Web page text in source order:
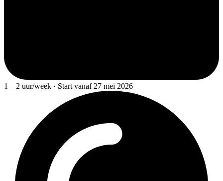
1—2 uur/week · Start vanaf 27 mei 2026